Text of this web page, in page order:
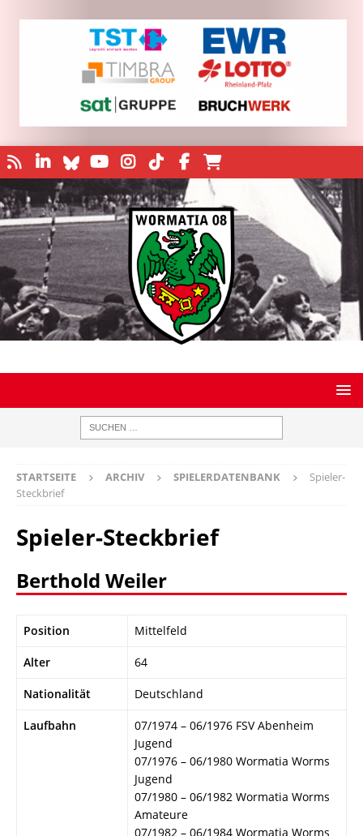
STARTSEITE ARCHIV SPIELERDATENBANK
Spieler-
Steckbrief
Spieler-Steckbrief
Berthold Weiler
Position Mittelfeld
Alter 64
Nationalität Deutschland
Laufbahn
07/1974 – 06/1976 FSV Abenheim
Jugend
07/1976 – 06/1980 Wormatia Worms
Jugend
07/1980 – 06/1982 Wormatia Worms
Amateure
07/1982 – 06/1984 Wormatia Worms